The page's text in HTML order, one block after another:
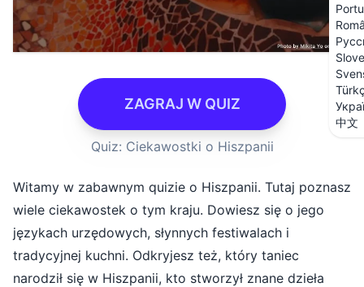
中文
ZAGRAJ W QUIZ
Quiz: Ciekawostki o Hiszpanii
Witamy w zabawnym quizie o Hiszpanii. Tutaj poznasz
wiele ciekawostek o tym kraju. Dowiesz się o jego
językach urzędowych, słynnych festiwalach i
tradycyjnej kuchni. Odkryjesz też, który taniec
narodził się w Hiszpanii, kto stworzył znane dzieła